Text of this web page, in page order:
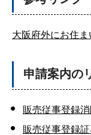
大阪府外にお住
申請案内の
販売従事登録
販売従事登録